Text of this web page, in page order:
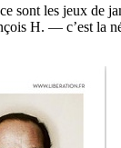
sont les jeux de
H. — c’est la